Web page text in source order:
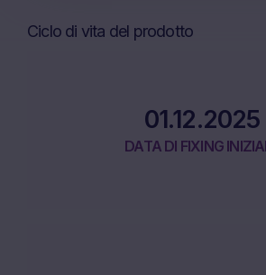
Ciclo di vita del prodotto
01.12.2025
DATA DI FIXING